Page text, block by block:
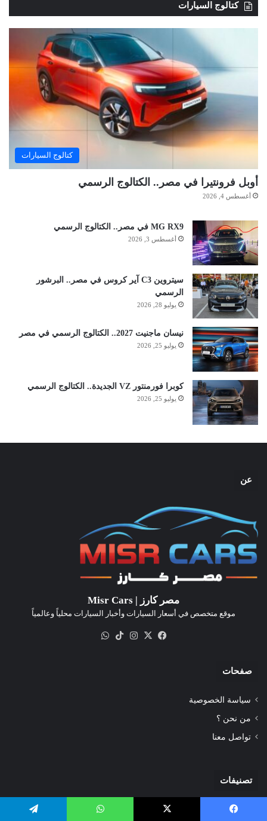
كتالوج السيارات
كتالوج السيارات
أوبل فرونتيرا في مصر.. الكتالوج الرسمي
أغسطس 4, 2026
MG RX9 في مصر.. الكتالوج الرسمي
أغسطس 3, 2026
سيتروين C3 آير كروس في مصر.. البرشور
الرسمي
يوليو 28, 2026
نيسان ماجنيت 2027.. الكتالوج الرسمي في مصر
يوليو 25, 2026
كوبرا فورمنتور VZ الجديدة.. الكتالوج الرسمي
يوليو 25, 2026
عن
مصر كارز | Misr Cars
موقع متخصص في أسعار السيارات وأخبار السيارات محلياً وعالمياً
فيسبوك
‫X انستقرام‫TikTok
صفحات
سياسة الخصوصية
من نحن ؟
تواصل معنا
تصنيفات
أخبار تهمك
سلايدر